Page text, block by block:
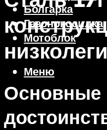
Болгарка
Газонокосилка
Мотоблок
Меню
Основные